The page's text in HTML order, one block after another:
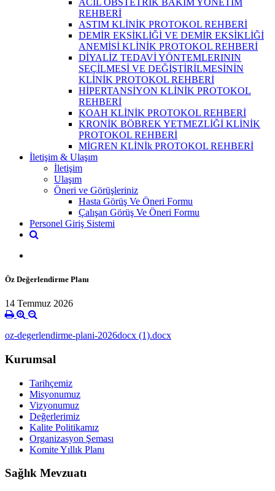
REHBERİ
ASTIM KLİNİK PROTOKOL REHBERİ
DEMİR EKSİKLİĞİ VE DEMİR EKSİKLİĞİ
ANEMİSİ KLİNİK PROTOKOL REHBERİ
DİYALİZ TEDAVİ YÖNTEMLERININ
SEÇİLMESİ VE DEĞİŞTİRİLMESİNİN
KLİNİK PROTOKOL REHBERİ
HİPERTANSİYON KLİNİK PROTOKOL
REHBERİ
KOAH KLİNİK PROTOKOL REHBERİ
KRONİK BÖBREK YETMEZLİĞİ KLİNİK
PROTOKOL REHBERİ
MİGREN KLİNİk PROTOKOL REHBERİ
İletişim & Ulaşım
İletişim
Ulaşım
Öneri ve Görüşleriniz
Hasta Görüş Ve Öneri Formu
Çalışan Görüş Ve Öneri Formu
Personel Giriş Sistemi
Öz Değerlendirme Planı
14 Temmuz 2026
oz-degerlendirme-plani-2026docx (1).docx
Kurumsal
Tarihçemiz
Misyonumuz
Vizyonumuz
Değerlerimiz
Kalite Politikamız
Organizasyon Şeması
Komite Yıllık Planı
Sağlık Mevzuatı